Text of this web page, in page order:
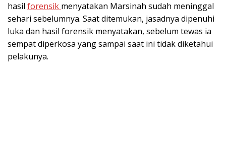
hasil forensik menyatakan Marsinah sudah meninggal
sehari sebelumnya. Saat ditemukan, jasadnya dipenuhi
luka dan hasil forensik menyatakan, sebelum tewas ia
sempat diperkosa yang sampai saat ini tidak diketahui
pelakunya.